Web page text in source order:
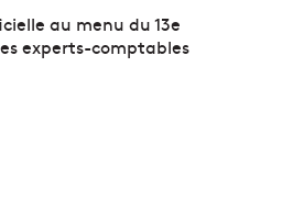
au menu du 13e
experts-comptables